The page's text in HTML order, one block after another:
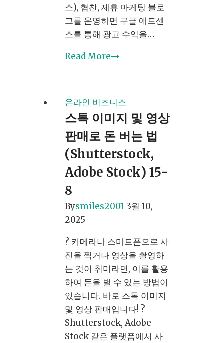
차
부
터
적
크
까
지
스), 협찬, 제휴 마케팅 블로
그를 운영하면 구글 애드센
스를 통해 광고 수익을…
Read More온
으
로
돈
버
는
가
방
보
자
가
이
드)
15-
1
온라인 비즈니스
스톡 이미지 및 영상
판매로 돈 버는 법
(Shutterstock,
Adobe Stock) 15-
8
Bysmiles2001 3월 10,
2025
? 카메라나 스마트폰으로 사
진을 찍거나 영상을 촬영하
는 것이 취미라면, 이를 활용
하여 돈을 벌 수 있는 방법이
있습니다. 바로 스톡 이미지
및 영상 판매입니다! ?
Shutterstock, Adobe
Stock 같은 플랫폼에서 사